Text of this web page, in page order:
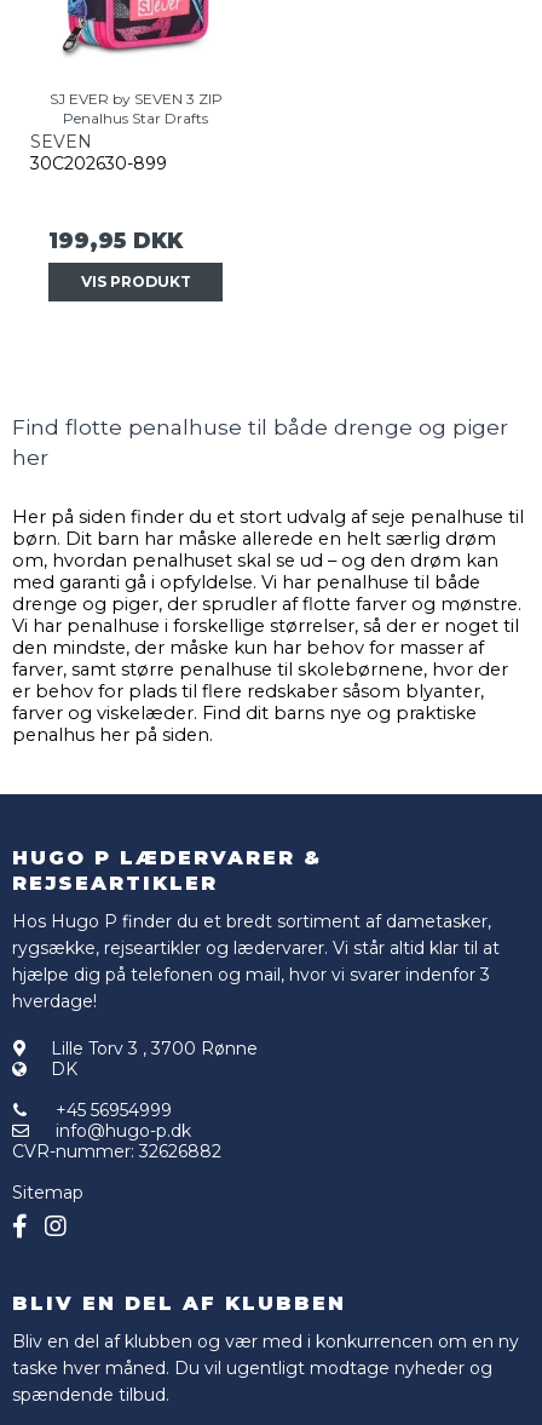
SJ EVER by SEVEN 3 ZIP
Penalhus Star Drafts
SEVEN
30C202630-899
199,95 DKK
VIS PRODUKT
Find flotte penalhuse til både drenge og piger
her
Her på siden finder du et stort udvalg af seje penalhuse til
børn. Dit barn har måske allerede en helt særlig drøm
om, hvordan penalhuset skal se ud – og den drøm kan
med garanti gå i opfyldelse. Vi har penalhuse til både
drenge og piger, der sprudler af flotte farver og mønstre.
Vi har penalhuse i forskellige størrelser, så der er noget til
den mindste, der måske kun har behov for masser af
farver, samt større penalhuse til skolebørnene, hvor der
er behov for plads til flere redskaber såsom blyanter,
farver og viskelæder. Find dit barns nye og praktiske
penalhus her på siden.
HUGO P LÆDERVARER &
REJSEARTIKLER
Hos Hugo P finder du et bredt sortiment af dametasker,
rygsække, rejseartikler og lædervarer. Vi står altid klar til at
hjælpe dig på telefonen og mail, hvor vi svarer indenfor 3
hverdage!
Lille Torv 3 ,3700 Rønne
DK
+45 56954999
info@hugo-p.dk
CVR-nummer: 32626882
Sitemap
BLIV EN DEL AF KLUBBEN
Bliv en del af klubben og vær med i konkurrencen om en ny
taske hver måned. Du vil ugentligt modtage nyheder og
spændende tilbud.